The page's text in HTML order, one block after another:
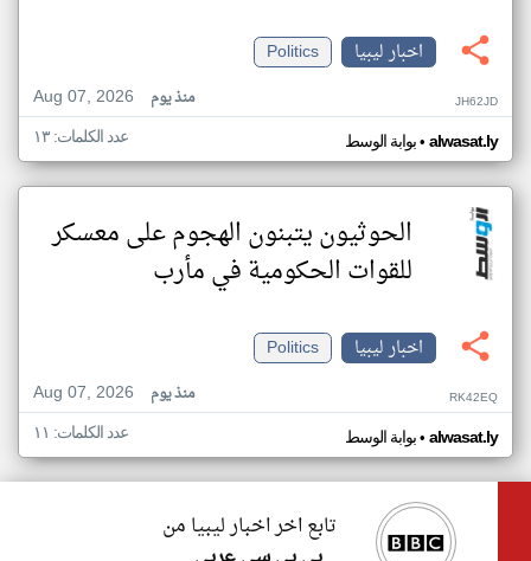
اخبار ليبيا
Politics
Aug 07, 2026
منذ يوم JH62JD
بوابة الوسط• alwasat.ly عدد الكلمات: ١٣
الحوثيون يتبنون الهجوم على معسكر
للقوات الحكومية في مأرب
اخبار ليبيا
Politics
Aug 07, 2026
منذ يوم RK42EQ
بوابة الوسط• alwasat.ly عدد الكلمات: ١١
تابع اخر اخبار ليبيا من